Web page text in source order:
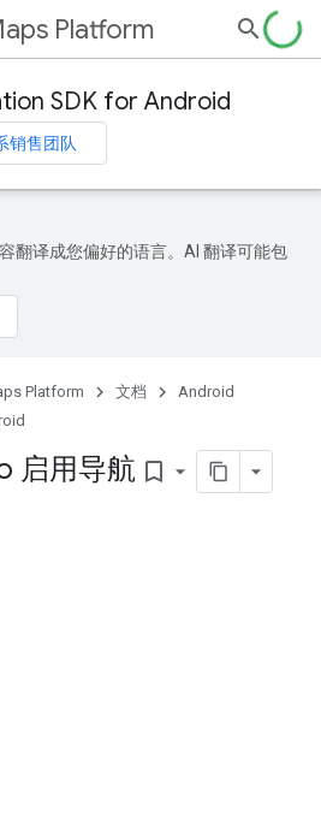
Platform
SDK for Android
销售团队
翻译成您偏好的语言。AI 翻译可能包
Platform 文档
Android
启用导航 bookmark_border